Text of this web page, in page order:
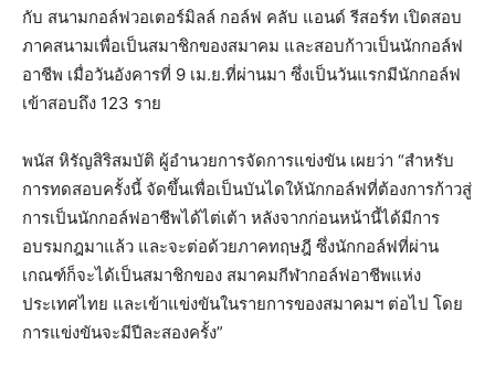
กับ สนามกอล์ฟวอเตอร์มิลล์ กอล์ฟ คลับ แอนด์ รีสอร์ท เปิดสอบ
ภาคสนามเพื่อเป็นสมาชิกของสมาคม และสอบก้าวเป็นนักกอล์ฟ
อาชีพ เมื่อวันอังคารที่ 9 เม.ย.ที่ผ่านมา ซึ่งเป็นวันแรกมีนักกอล์ฟ
เข้าสอบถึง 123 ราย
พนัส หิรัญสิริสมบัติ ผู้อำนวยการจัดการแข่งขัน เผยว่า “สำหรับ
การทดสอบครั้งนี้ จัดขึ้นเพื่อเป็นบันไดให้นักกอล์ฟที่ต้องการก้าวสู่
การเป็นนักกอล์ฟอาชีพได้ไต่เต้า หลังจากก่อนหน้านี้ได้มีการ
อบรมกฎมาแล้ว และจะต่อด้วยภาคทฤษฎี ซึ่งนักกอล์ฟที่ผ่าน
เกณฑ์ก็จะได้เป็นสมาชิกของ สมาคมกีฬากอล์ฟอาชีพแห่ง
ประเทศไทย และเข้าแข่งขันในรายการของสมาคมฯ ต่อไป โดย
การแข่งขันจะมีปีละสองครั้ง”